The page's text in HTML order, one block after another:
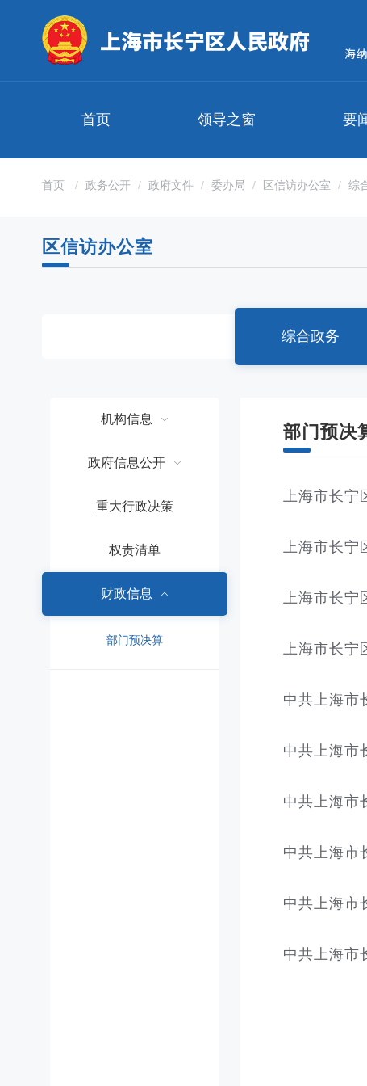
到
首页 领导之窗 要
首页 政务公开 政府文件 委办局 区信访办公室 综
区信访办公室
综合政务
机构信息
政府信息公开
重大行政决策
权责清单
财政信息
部门预决算
部门预决
上海市长宁
上海市长宁
上海市长宁
上海市长宁
中共上海市
中共上海市
中共上海市
中共上海市
中共上海市
中共上海市